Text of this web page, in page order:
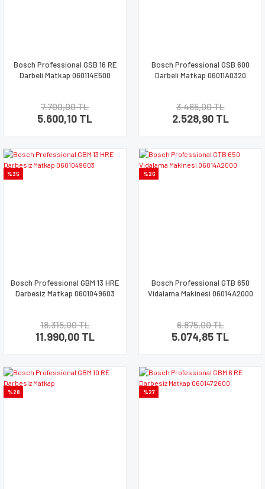
Bosch Professional GSB 16 RE
Darbeli Matkap 060114E500
7.700,00 TL
5.600,10 TL
Bosch Professional GSB 600
Darbeli Matkap 06011A0320
3.465,00 TL
2.528,90 TL
%35
Bosch Professional GBM 13 HRE
Darbesiz Matkap 0601049603
18.315,00 TL
11.990,00 TL
%26
Bosch Professional GTB 650
Vidalama Makinesi 06014A2000
6.875,00 TL
5.074,85 TL
%28 %27